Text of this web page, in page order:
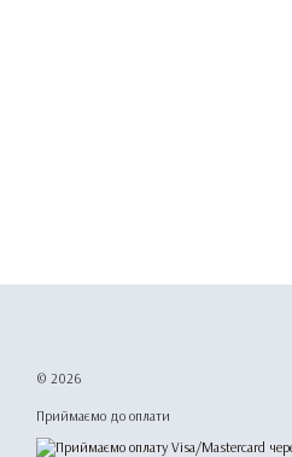
© 2026
Приймаємо до оплати